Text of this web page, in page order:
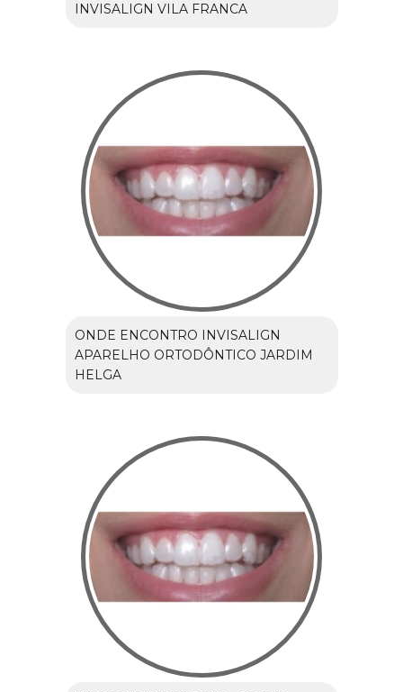
INVISALIGN VILA FRANCA
ONDE ENCONTRO INVISALIGN
APARELHO ORTODÔNTICO JARDIM
HELGA